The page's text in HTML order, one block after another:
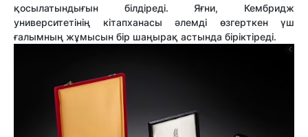
қосылатындығын білдіреді. Яғни, Кембридж
университетінің кітапханасы әлемді өзгерткен үш
ғалымның жұмысын бір шаңырақ астында біріктіреді.